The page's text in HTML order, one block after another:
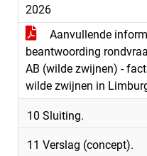
2026
Aanvullende
beantwoording
AB (wilde zwijnen) -
wilde zwijnen in
10 Sluiting.
11 Verslag (concept).